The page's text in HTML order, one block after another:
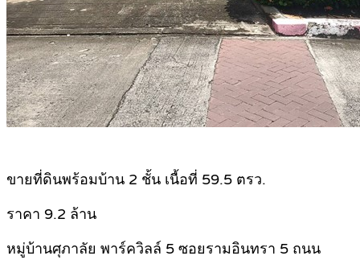
ขายที่ดินพร้อมบ้าน 2 ชั้น เนื้อที่ 59.5 ตรว.
ราคา 9.2 ล้าน
หมู่บ้านศุภาลัย พาร์ควิลล์ 5 ซอยรามอินทรา 5 ถนน